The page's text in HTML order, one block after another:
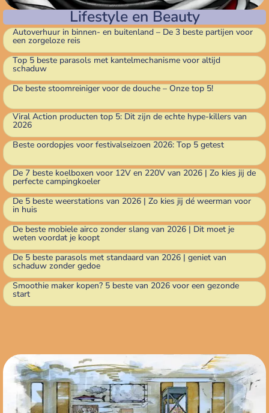
Lifestyle en Beauty
Autoverhuur in binnen- en buitenland – De 3 beste partijen voor
een zorgeloze reis
Top 5 beste parasols met kantelmechanisme voor altijd
schaduw
De beste stoomreiniger voor de douche – Onze top 5!
Viral Action producten top 5: Dit zijn de echte hype-killers van
2026
Beste oordopjes voor festivalseizoen 2026: Top 5 getest
De 7 beste koelboxen voor 12V en 220V van 2026 | Zo kies jij de
perfecte campingkoeler
De 5 beste weerstations van 2026 | Zo kies jij dé weerman voor
in huis
De beste mobiele airco zonder slang van 2026 | Dit moet je
weten voordat je koopt
De 5 beste parasols met standaard van 2026 | geniet van
schaduw zonder gedoe
Smoothie maker kopen? 5 beste van 2026 voor een gezonde
start